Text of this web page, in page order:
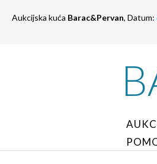
Aukcijska kuća Barac&Pervan, Datum: